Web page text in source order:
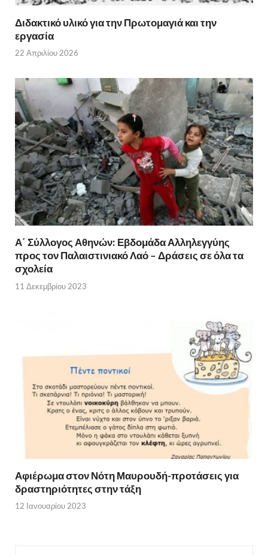
Διδακτικό υλικό για την Πρωτομαγιά και την
εργασία
22 Απριλίου 2026
Α΄ Σύλλογος Αθηνών: Εβδομάδα Αλληλεγγύης
προς τον Παλαιστινιακό Λαό – Δράσεις σε όλα τα
σχολεία
11 Δεκεμβρίου 2023
Αφιέρωμα στον Νότη Μαυρουδή-προτάσεις για
δραστηριότητες στην τάξη
12 Ιανουαρίου 2023